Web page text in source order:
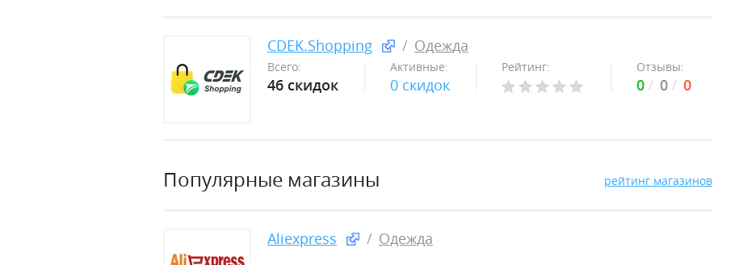
CDEK.Shopping Одежда
Всего:
46 скидок
Активные:
0 скидок
Рейтинг: Отзывы:
0 0 0
Популярные магазины рейтинг магазинов
Aliexpress Одежда